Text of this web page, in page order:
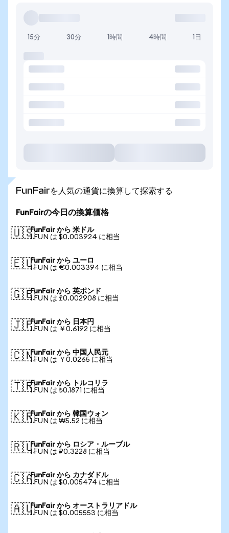
15分 30分 1時間 4時間 1日
FunFairを人気の通貨に換算して探索する
FunFairの今日の換算価格
🇺🇸FunFair から 米ドル
1 FUN は $0.003924 に相当
🇪🇺FunFair から ユーロ
1 FUN は €0.003394 に相当
🇬🇧FunFair から 英ポンド
1 FUN は £0.002908 に相当
🇯🇵FunFair から 日本円
1 FUN は ￥0.6192 に相当
🇨🇳FunFair から 中国人民元
1 FUN は ￥0.0265 に相当
🇹🇷FunFair から トルコリラ
1 FUN は ₺0.1871 に相当
🇰🇷FunFair から 韓国ウォン
1 FUN は ₩5.52 に相当
🇷🇺FunFair から ロシア・ルーブル
1 FUN は ₽0.3228 に相当
🇨🇦FunFair から カナダドル
1 FUN は $0.005474 に相当
🇦🇺FunFair から オーストラリアドル
1 FUN は $0.005553 に相当